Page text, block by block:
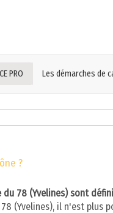
PRO Les démarches de
?
78 (Yvelines) sont
(Yvelines), il n'est plus